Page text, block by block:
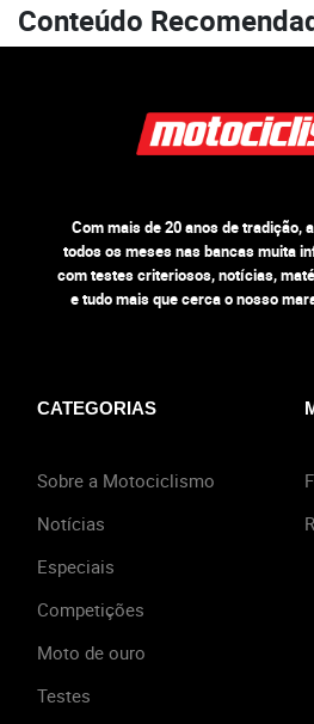
Conteúdo
Com mais de 20 anos de tradição,
todos os meses nas bancas muita
com testes criteriosos, notícias,
e tudo mais que cerca o nosso
CATEGORIAS
Sobre a Motociclismo
Notícias
Especiais
Competições
Moto de ouro
Testes